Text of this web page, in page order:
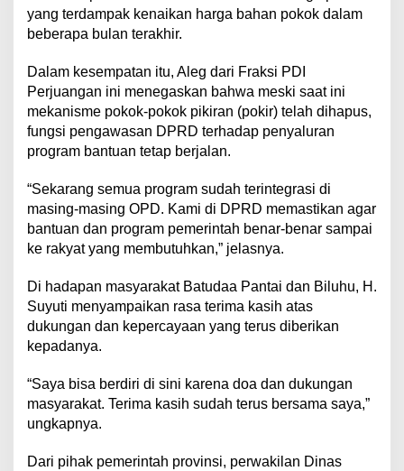
yang terdampak kenaikan harga bahan pokok dalam
beberapa bulan terakhir.
Dalam kesempatan itu, Aleg dari Fraksi PDI
Perjuangan ini menegaskan bahwa meski saat ini
mekanisme pokok-pokok pikiran (pokir) telah dihapus,
fungsi pengawasan DPRD terhadap penyaluran
program bantuan tetap berjalan.
“Sekarang semua program sudah terintegrasi di
masing-masing OPD. Kami di DPRD memastikan agar
bantuan dan program pemerintah benar-benar sampai
ke rakyat yang membutuhkan,” jelasnya.
Di hadapan masyarakat Batudaa Pantai dan Biluhu, H.
Suyuti menyampaikan rasa terima kasih atas
dukungan dan kepercayaan yang terus diberikan
kepadanya.
“Saya bisa berdiri di sini karena doa dan dukungan
masyarakat. Terima kasih sudah terus bersama saya,”
ungkapnya.
Dari pihak pemerintah provinsi, perwakilan Dinas